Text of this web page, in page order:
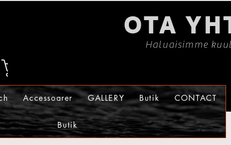
OTA
Haluaisimme
Accessoarer GALLERY Butik CONTACT
Butik